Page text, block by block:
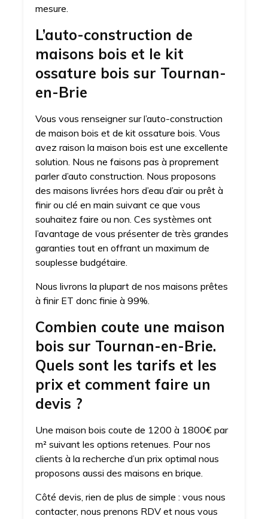
mesure.
L’auto-construction de
maisons bois et le kit
ossature bois sur Tournan-
en-Brie
Vous vous renseigner sur l’auto-construction
de maison bois et de kit ossature bois. Vous
avez raison la maison bois est une excellente
solution. Nous ne faisons pas à proprement
parler d’auto construction. Nous proposons
des maisons livrées hors d’eau d’air ou prêt à
finir ou clé en main suivant ce que vous
souhaitez faire ou non. Ces systèmes ont
l’avantage de vous présenter de très grandes
garanties tout en offrant un maximum de
souplesse budgétaire.
Nous livrons la plupart de nos maisons prêtes
à finir ET donc finie à 99%.
Combien coute une maison
bois sur Tournan-en-Brie.
Quels sont les tarifs et les
prix et comment faire un
devis ?
Une maison bois coute de 1200 à 1800€ par
m² suivant les options retenues. Pour nos
clients à la recherche d’un prix optimal nous
proposons aussi des maisons en brique.
Côté devis, rien de plus de simple : vous nous
contacter, nous prenons RDV et nous vous